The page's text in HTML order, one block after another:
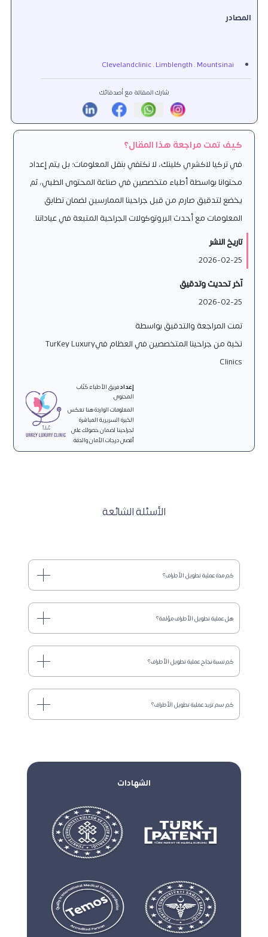
المصادر
Clevelandclinic.Limblength.Mountsinai
شارك المقالة مع أصدقائك
كيف تمت مراجعة هذا المقال؟
في تركيا لاكشري كلينك، لا نكتفي بنقل المعلومات؛ بل يتم إعداد
محتوانا بواسطة أطباء متخصصين في صناعة المحتوى الطبي، ثم
يخضع لتدقيق صارم من قبل جراحينا الممارسين لضمان تطابق
المعلومات مع أحدث البروتوكولات الجراحية المتبعة في عياداتنا.
تاريخ النشر
2026-02-25
آخر تحديث وتدقيق
2026-02-25
تمت المراجعة والتدقيق بواسطة
نخبة من جراحينا المتخصصين في العظام فيTurkey Luxury
Clinics
إعدادفريق الأطباء كُتّاب
المحتوى.
المعلومات الواردة هنا تعكس
الخبرة السريرية المباشرة
لجراحينا لضمان حصولك على
أقصى درجات الأمان والدقة
الأسئلة الشائعة
كم مدة عملية تطويل الأطراف؟
هل عملية تطويل الأطراف مؤلمة؟
كم نسبة نجاح عملية تطويل الأطراف؟
كم سم تزيد عملية تطويل الأطراف؟
الشهادات